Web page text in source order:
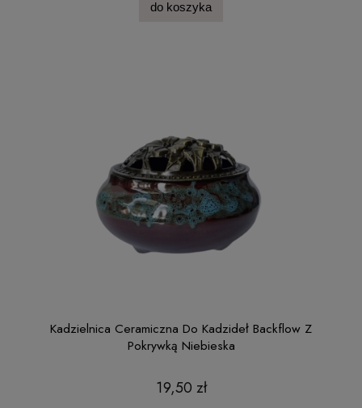
do koszyka
Kadzielnica Ceramiczna Do Kadzideł Backflow Z
Pokrywką Niebieska
19,50 zł